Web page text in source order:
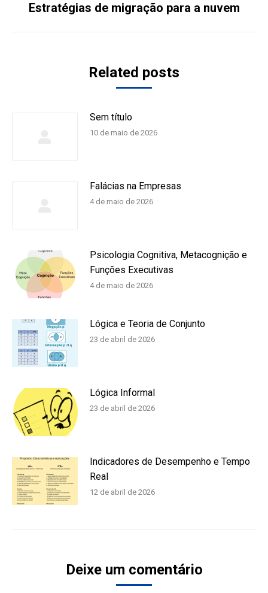
Próximo
Estratégias de migração para a nuvem
Related posts
Sem título
10 de maio de 2026
Falácias na Empresas
4 de maio de 2026
Psicologia Cognitiva, Metacognição e
Funções Executivas
4 de maio de 2026
Lógica e Teoria de Conjunto
23 de abril de 2026
Lógica Informal
23 de abril de 2026
Indicadores de Desempenho e Tempo
Real
12 de abril de 2026
Deixe um comentário